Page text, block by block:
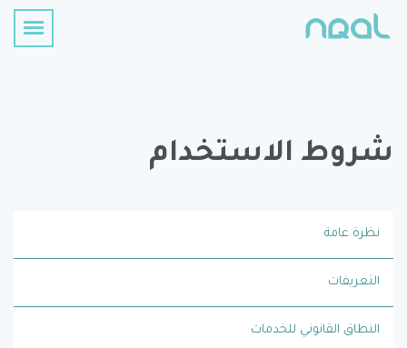
شروط الاستخدام
نظرة عامة
التعريفات
النطاق القانوني للخدمات